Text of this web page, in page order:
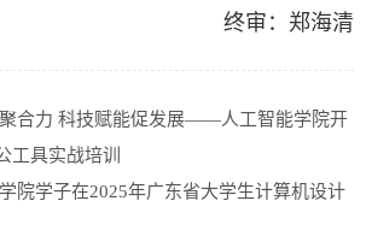
终审：郑海清
合力 科技赋能促发展——人工智能学院开
工具实战培训
院学子在2025年广东省大学生计算机设计